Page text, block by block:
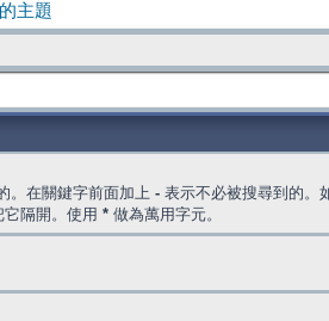
主題
。在關鍵字前面加上 - 表示不必被搜尋到的。
它隔開。使用 * 做為萬用字元。